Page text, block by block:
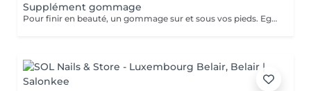
Supplément gommage
Pour finir en beauté, un gommage sur et sous vos pieds. Egalement entre les orteils. Pour une meilleure pénétration de la crème pieds.